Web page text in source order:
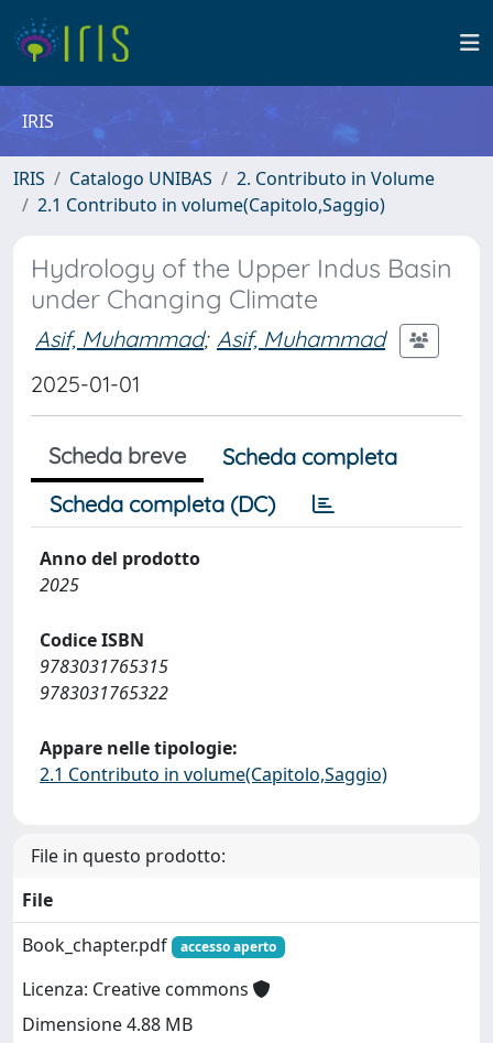
IRIS
IRIS Catalogo UNIBAS
2. Contributo in Volume
2.1 Contributo in volume(Capitolo,Saggio)
Hydrology of the Upper Indus Basin
under Changing Climate
Asif, Muhammad; Asif, Muhammad
2025-01-01
Scheda breve
Scheda completa
Scheda completa (DC)
Anno del prodotto
2025
Codice ISBN
9783031765315
9783031765322
Appare nelle tipologie:
2.1 Contributo in volume(Capitolo,Saggio)
File in questo prodotto:
File
Book_chapter.pdf
accesso aperto
Licenza: Creative commons
Dimensione 4.88 MB